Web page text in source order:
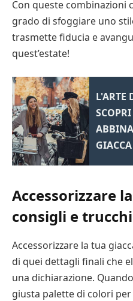
Con queste combinazioni
grado di sfoggiare uno
trasmette fiducia e
quest’estate!
L'ARTE
Accessorizzare
consigli e trucchi
Accessorizzare la tua
di quei dettagli finali che
una dichiarazione.
giusta palette di colori